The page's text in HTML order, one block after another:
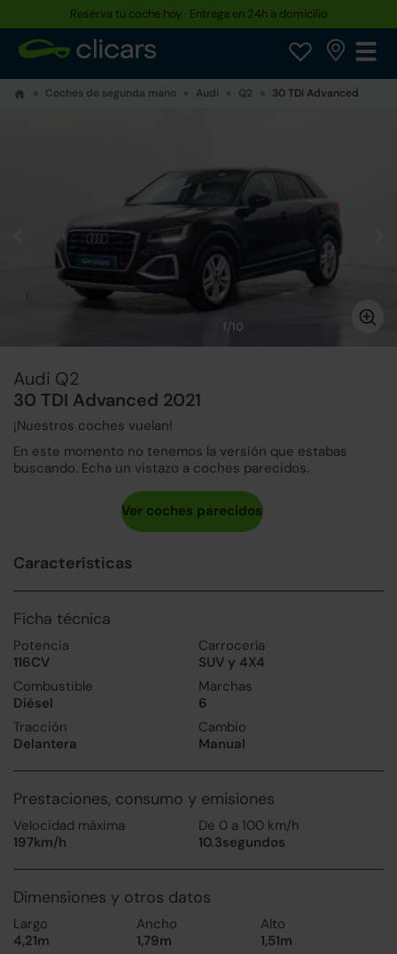
Reserva tu coche hoy · Entrega en 24h a domicilio
Coches de segunda mano Audi Q2 30 TDI Advanced
1/10
Audi Q2
30 TDI Advanced 2021
¡Nuestros coches vuelan!
En este momento no tenemos la versión que estabas
buscando. Echa un vistazo a coches parecidos.
Características
Ficha técnica
Potencia
116CV
Carrocería
SUV y 4X4
Combustible
Diésel
Marchas
6
Tracción
Delantera
Cambio
Manual
Prestaciones, consumo y emisiones
Velocidad máxima
197km/h
De 0 a 100 km/h
10.3segundos
Dimensiones y otros datos
Largo
4,21m
Ancho
1,79m
Alto
1,51m